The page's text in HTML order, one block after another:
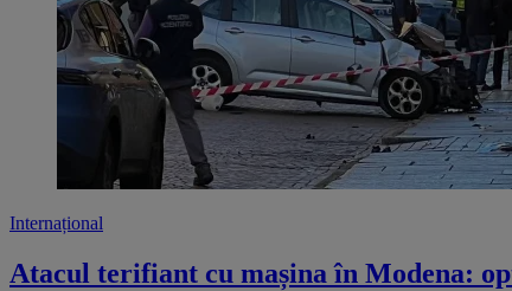
Internațional
Atacul terifiant cu mașina în Modena: